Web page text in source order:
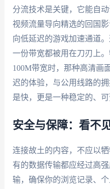
分流技术是关键，它能自
视频流量导向精选的回国
向低延迟的游戏加速通道
一份带宽都被用在刀刃上
100M带宽时，那种高清画
迟的体验，与公用线路的
是快，更是一种稳定的、可
安全与保障：看不
连接故土的内容，不应以
有的数据传输都应经过高
输，确保你的浏览记录、